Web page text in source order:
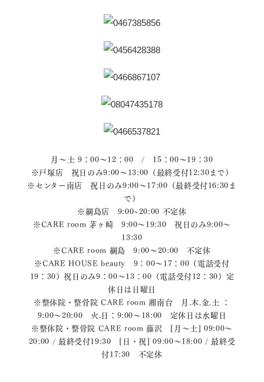
月～土 9：00～12：00 / 15：00～19：30
※戸塚店 祝日のみ9:00～13:00（最終受付12:30まで）
※センター南店 祝日のみ9:00～17:00（最終受付16:30ま
で）
※綱島店 9:00~20:00 不定休
※CARE room 茅ヶ崎 9:00～19:30 祝日のみ9:00～
13:30
※CARE room 綱島 9:00～20:00 不定休
※CARE HOUSE beauty 9：00～17：00（電話受付
19：30）祝日のみ9：00～13：00（電話受付12：30）定
休日は日曜日
※整体院・整骨院 CARE room 湘南台 月.木.金.土 ：
9:00〜20:00 火.日：9:00〜18:00 定休日は水曜日
※整体院・整骨院 CARE room 藤沢 [月～土] 09:00～
20:00 / 最終受付19:30 [日・祝] 09:00～18:00 / 最終受
付17:30 不定休